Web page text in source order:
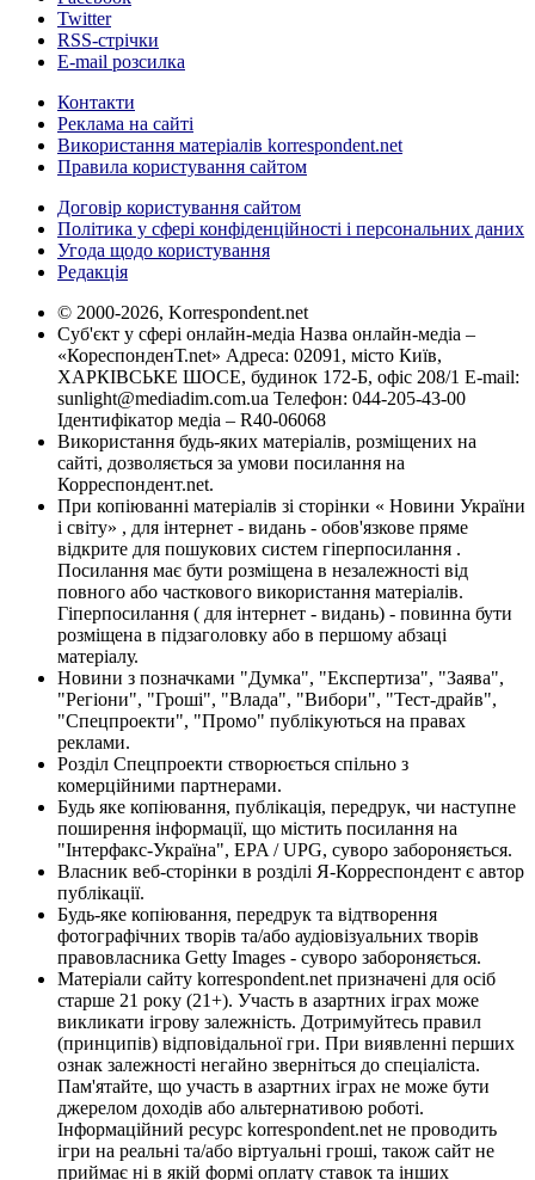
Twitter
RSS-стрічки
E-mail розсилка
Контакти
Реклама на сайті
Використання матеріалів korrespondent.net
Правила користування сайтом
Договір користування сайтом
Політика у сфері конфіденційності і персональних даних
Угода щодо користування
Редакція
© 2000-2026, Korrespondent.net
Суб'єкт у сфері онлайн-медіа Назва онлайн-медіа –
«КореспонденТ.net» Адреса: 02091, місто Київ,
ХАРКІВСЬКЕ ШОСЕ, будинок 172-Б, офіс 208/1 E-mail:
sunlight@mediadim.com.ua Телефон: 044-205-43-00
Ідентифікатор медіа – R40-06068
Використання будь-яких матеріалів, розміщених на
сайті, дозволяється за умови посилання на
Корреспондент.net.
При копіюванні матеріалів зі сторінки « Новини України
і світу» , для інтернет - видань - обов'язкове пряме
відкрите для пошукових систем гіперпосилання .
Посилання має бути розміщена в незалежності від
повного або часткового використання матеріалів.
Гіперпосилання ( для інтернет - видань) - повинна бути
розміщена в підзаголовку або в першому абзаці
матеріалу.
Новини з позначками "Думка", "Експертиза", "Заява",
"Регіони", "Гроші", "Влада", "Вибори", "Тест-драйв",
"Спецпроекти", "Промо" публікуються на правах
реклами.
Розділ Спецпроекти створюється спільно з
комерційними партнерами.
Будь яке копіювання, публікація, передрук, чи наступне
поширення інформації, що містить посилання на
"Інтерфакс-Україна", EPA / UPG, суворо забороняється.
Власник веб-сторінки в розділі Я-Корреспондент є автор
публікації.
Будь-яке копіювання, передрук та відтворення
фотографічних творів та/або аудіовізуальних творів
правовласника Getty Images - суворо забороняється.
Матеріали сайту korrespondent.net призначені для осіб
старше 21 року (21+). Участь в азартних іграх може
викликати ігрову залежність. Дотримуйтесь правил
(принципів) відповідальної гри. При виявленні перших
ознак залежності негайно зверніться до спеціаліста.
Пам'ятайте, що участь в азартних іграх не може бути
джерелом доходів або альтернативою роботі.
Інформаційний ресурс korrespondent.net не проводить
ігри на реальні та/або віртуальні гроші, також сайт не
приймає ні в якій формі оплату ставок та інших